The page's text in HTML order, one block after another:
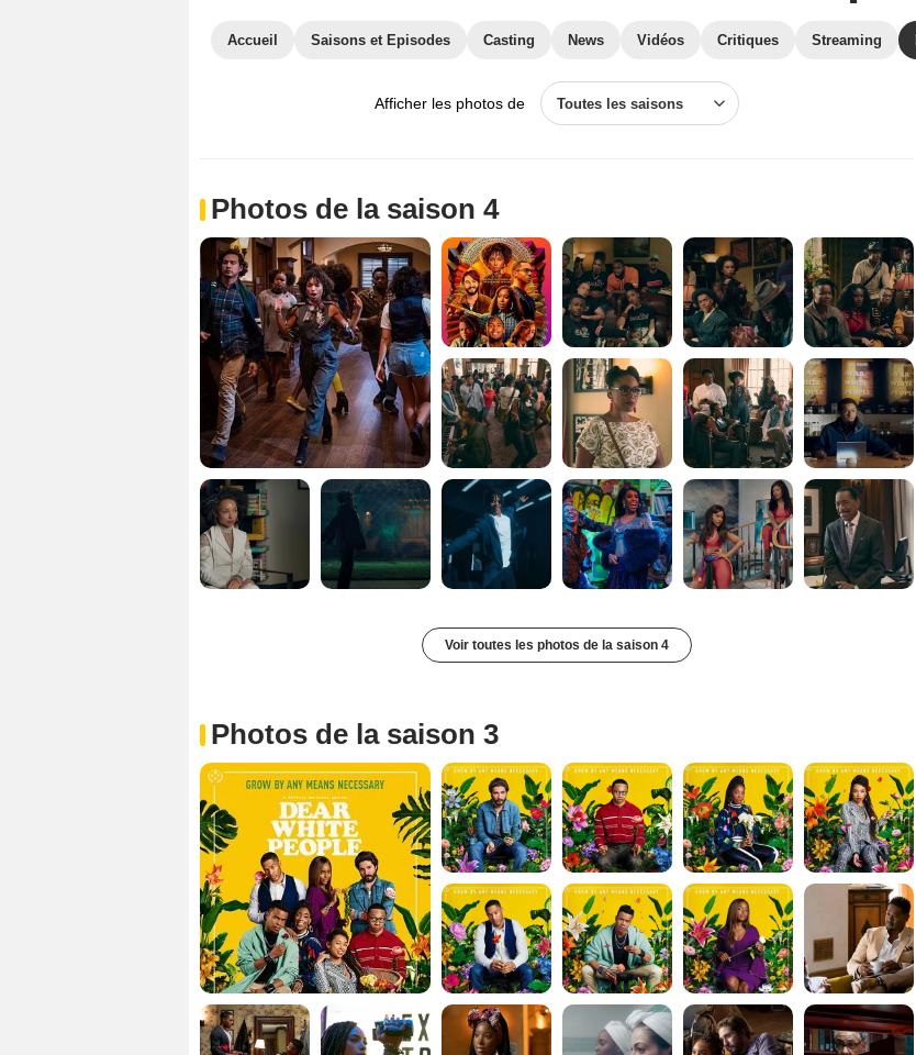
Accueil Saisons et Episodes Casting News Vidéos Critiques Streaming
Afficher les photos de Toutes les saisons
Photos de la saison 4
Voir toutes les photos de la saison 4
Photos de la saison 3